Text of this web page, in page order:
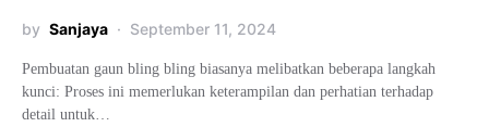
by Sanjaya September 11, 2024
Pembuatan gaun bling bling biasanya melibatkan beberapa langkah
kunci: Proses ini memerlukan keterampilan dan perhatian terhadap
detail untuk…